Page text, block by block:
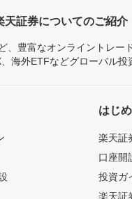
天証券についてのご紹介
、豊富なオンライントレー
海外ETFなどグローバル投
はじ
楽天証
口座開
投資ガ
楽天証